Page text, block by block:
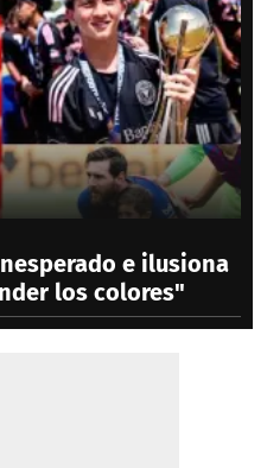
e ilusiona
los colores"